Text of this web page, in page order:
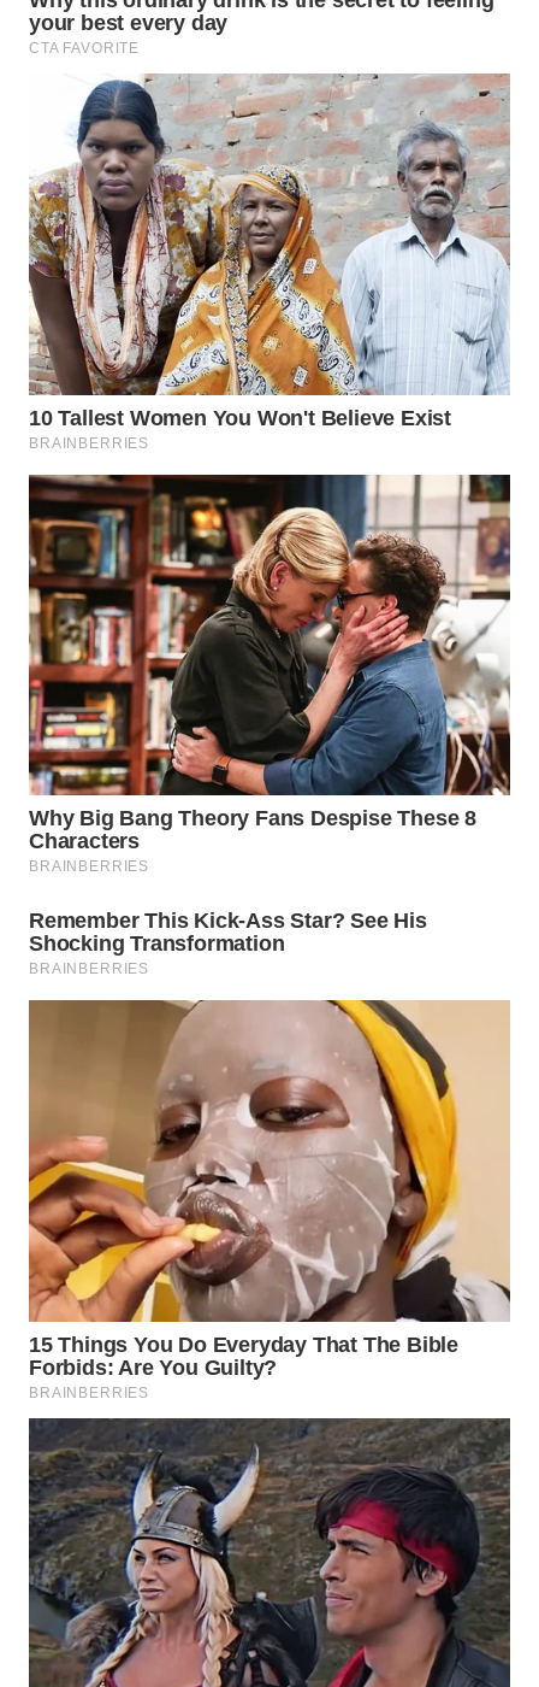
WN
INDRAMAYU
WN
KUNINGAN
WN
MAJALENGKA
WN
SUBANG
WN
SUKABUMI
WN
PURWAKARTA
WN
PRIANGAN
TIMUR
WN
SEMARANG
WN
SOLO
WN
BOROBUDUR
WN
MADURA
WN
BINTAN
WN
MANDALIKA
WN
LIKUPANG
WN
LABUANBAJO
WN
BORNEO
Wahana
Media